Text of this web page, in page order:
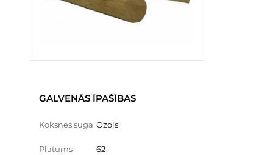
GALVENĀS ĪPAŠĪBAS
Koksnes suga Ozols
Platums 62